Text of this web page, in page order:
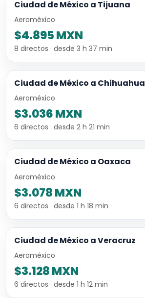
Ciudad de México a Tijuana
Aeroméxico
$4.895 MXN
8 directos · desde 3 h 37 min
Ciudad de México a Chihuahua
Aeroméxico
$3.036 MXN
6 directos · desde 2 h 21 min
Ciudad de México a Oaxaca
Aeroméxico
$3.078 MXN
6 directos · desde 1 h 18 min
Ciudad de México a Veracruz
Aeroméxico
$3.128 MXN
6 directos · desde 1 h 12 min